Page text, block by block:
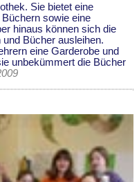
Sie bietet eine
sowie eine
hinaus können sich die
Bücher ausleihen.
eine Garderobe und
unbekümmert die Bücher